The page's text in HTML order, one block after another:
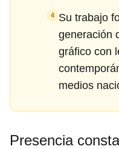
4
Su trabajo
generación
gráfico con
medios
Presencia